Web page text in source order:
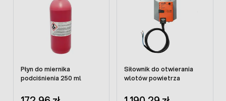
Płyn do miernika
podciśnienia 250 ml
Siłownik do otwierania
wlotów powietrza